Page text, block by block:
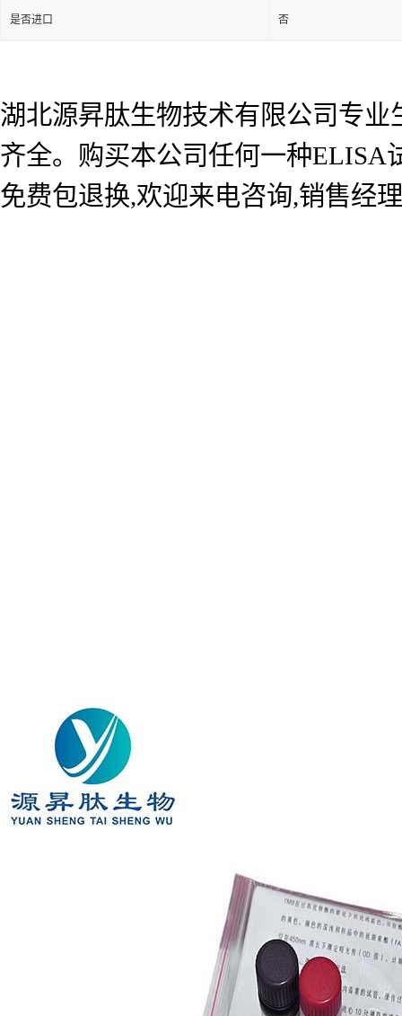
是否进口 否
湖北源昇肽生物技术有限公司专
齐全。购买本公司任何一种ELISA
免费包退换,欢迎来电咨询,销售经